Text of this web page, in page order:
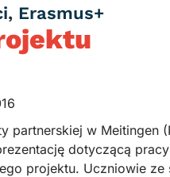
, Erasmus+
partnerskiej w Meitingen
dotyczącą pracy
projektu. Uczniowie ze